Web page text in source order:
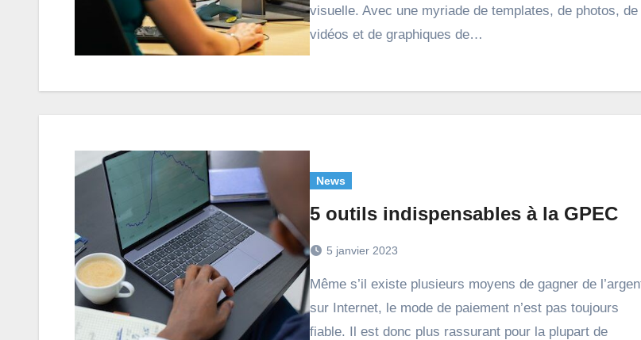
visuelle. Avec une myriade de templates, de photos, de
vidéos et de graphiques de…
News
5 outils indispensables à la GPEC
5 janvier 2023
Même s’il existe plusieurs moyens de gagner de l’argent
sur Internet, le mode de paiement n’est pas toujours
fiable. Il est donc plus rassurant pour la plupart de